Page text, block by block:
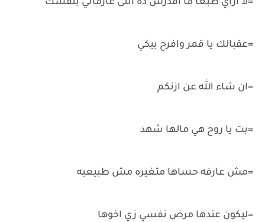
=لا ازاي طبعا ما اقدرش ده انتى عازماني بنفسك
=عقبالك يا قمر وافرح بيكي
=ان شاء الله عن ازنكم
=بت يا روح هي مالها شهد
=مش عارفه حساها متغيره مش طبيعيه
=ليكون عندها مرض نفسي زي اخوها